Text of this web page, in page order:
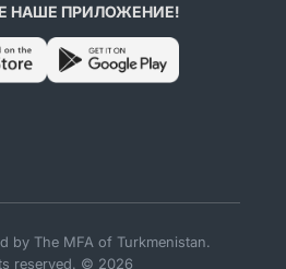
НАШЕ ПРИЛОЖЕНИЕ!
by The MFA of Turkmenistan.
reserved. © 2026